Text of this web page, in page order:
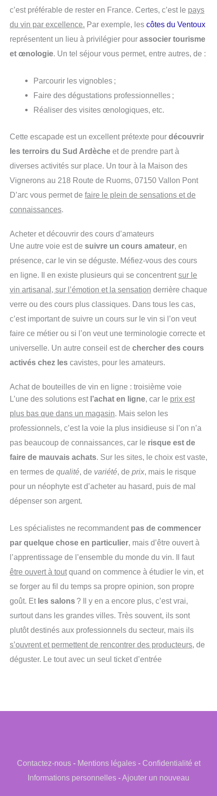
c’est préférable de rester en France. Certes, c’est le pays
du vin par excellence. Par exemple, les côtes du Ventoux
représentent un lieu à privilégier pour associer tourisme
et œnologie. Un tel séjour vous permet, entre autres, de :
Parcourir les vignobles ;
Faire des dégustations professionnelles ;
Réaliser des visites œnologiques, etc.
Cette escapade est un excellent prétexte pour découvrir
les terroirs du Sud Ardèche et de prendre part à
diverses activités sur place. Un tour à la Maison des
Vignerons au 218 Route de Ruoms, 07150 Vallon Pont
D’arc vous permet de faire le plein de sensations et de
connaissances
Acheter et découvrir des cours d’amateurs
Une autre voie est de suivre un cours amateur, en
présence, car le vin se déguste. Méfiez-vous des cours
en ligne. Il en existe plusieurs qui se concentrentsur le
vin artisanal, sur l’émotion et la sensation derrière chaque
verre ou des cours plus classiques. Dans tous les cas,
c’est important de suivre un cours sur le vin si l’on veut
faire ce métier ou si l’on veut une terminologie correcte et
universelle. Un autre conseil est de chercher des cours
activés chez les cavistes, pour les amateurs.
Achat de bouteilles de vin en ligne : troisième voie
L’une des solutions est l’achat en ligne, car le prix est
plus bas que dans un magasin. Mais selon les
professionnels, c’est la voie la plus insidieuse si l’on n’a
pas beaucoup de connaissances, car le risque est de
faire de mauvais achats. Sur les sites, le choix est vaste,
en termes de qualité, de variété, de prix, mais le risque
pour un néophyte est d’acheter au hasard, puis de mal
dépenser son argent.
Les spécialistes ne recommandent pas de commencer
par quelque chose en particulier, mais d’être ouvert à
l’apprentissage de l’ensemble du monde du vin. Il faut
être ouvert à toutquand on commence à étudier le vin, et
se forger au fil du temps sa propre opinion, son propre
goût. Et les salons ? Il y en a encore plus, c’est vrai,
surtout dans les grandes villes. Très souvent, ils sont
plutôt destinés aux professionnels du secteur, mais ils
s’ouvrent et permettent de rencontrer des producteurs, de
déguster. Le tout avec un seul ticket d’entrée
Contactez-nous- Mentions légales- Confidentialité et
Informations personnelles -Ajouter un nouveau